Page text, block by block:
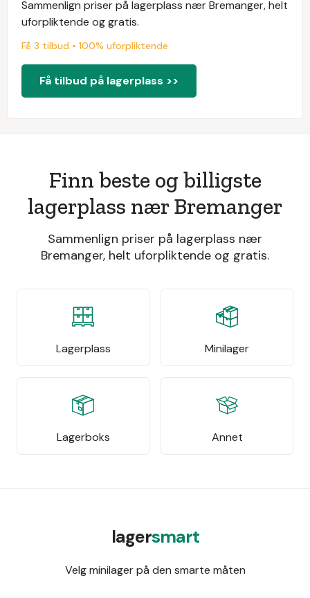
Sammenlign priser på lagerplass nær Bremanger, helt
uforpliktende og gratis.
Få 3 tilbud • 100% uforpliktende
Få tilbud på lagerplass >>
Finn beste og billigste
lagerplass nær Bremanger
Sammenlign priser på lagerplass nær
Bremanger, helt uforpliktende og gratis.
Lagerplass Minilager
Lagerboks Annet
lagersmart
Velg minilager på den smarte måten